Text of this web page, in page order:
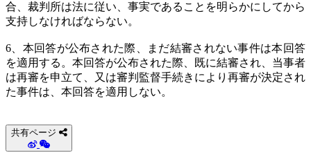
合、裁判所は法に従い、事実であることを明らかにしてから
支持しなければならない。
6、本回答が公布された際、まだ結審されない事件は本回答
を適用する。本回答が公布された際、既に結審され、当事者
は再審を申立て、又は審判監督手続きにより再審が決定され
た事件は、本回答を適用しない。
共有ページ